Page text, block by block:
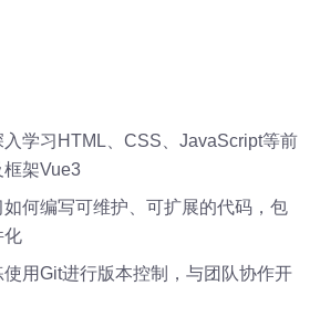
学习HTML、CSS、JavaScript等前
架Vue3
何编写可维护、可扩展的代码，包
化
用Git进行版本控制，与团队协作开